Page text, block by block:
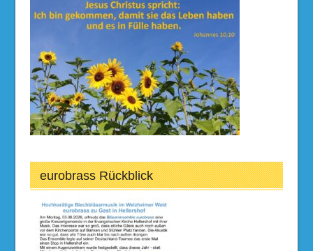
eurobrass Rückblick